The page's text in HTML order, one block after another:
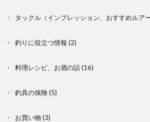
タックル（インプレッション、おすすめルアー
釣りに役立つ情報 (2)
料理レシピ、お酒の話(16)
釣具の保険(5)
お買い物 (3)